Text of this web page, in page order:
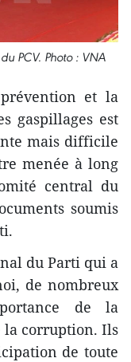
PCV. Photo : VNA
et la
gaspillages est
mais difficile
menée à long
central du
soumis
du Parti qui a
de nombreux
de la
la corruption. Ils
de toute